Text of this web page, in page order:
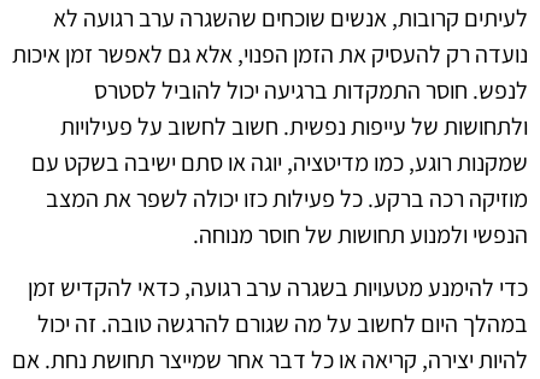
לעיתים קרובות, אנשים שוכחים שהשגרה ערב רגועה לא
נועדה רק להעסיק את הזמן הפנוי, אלא גם לאפשר זמן איכות
לנפש. חוסר התמקדות ברגיעה יכול להוביל לסטרס
ולתחושות של עייפות נפשית. חשוב לחשוב על פעילויות
שמקנות רוגע, כמו מדיטציה, יוגה או סתם ישיבה בשקט עם
מוזיקה רכה ברקע. כל פעילות כזו יכולה לשפר את המצב
הנפשי ולמנוע תחושות של חוסר מנוחה.
כדי להימנע מטעויות בשגרה ערב רגועה, כדאי להקדיש זמן
במהלך היום לחשוב על מה שגורם להרגשה טובה. זה יכול
להיות יצירה, קריאה או כל דבר אחר שמייצר תחושת נחת. אם